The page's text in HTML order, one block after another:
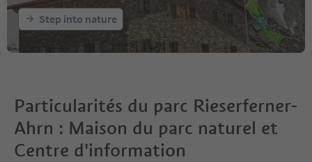
Step into nature
Particularités du parc Rieserferner-
Ahrn : Maison du parc naturel et
Centre d'information